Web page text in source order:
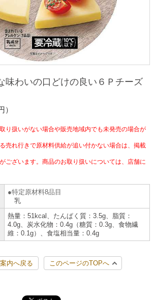
取組み
券
ロードカード
きること
きることトップ
方法
取り
ピング
のお知らせ
書
ップ
ディングスの重点課題
基本方針
進体制
2050
ュース
ポート
ネットショッピング
味わいの口どけの良い６Ｐチーズ
り扱いがない場合や販売地域内でも未発売の場合が
売れ行きで原材料供給が追い付かない場合は、掲載
ございます。商品のお取り扱いについては、店舗に
特定原材料8品目
乳
熱量：51kcal、たんぱく質：3.5g、脂質：
4.0g、炭水化物：0.4g（糖質：0.3g、食物繊
維：0.1g）、食塩相当量：0.4g
内へ戻る このページのTOPへ